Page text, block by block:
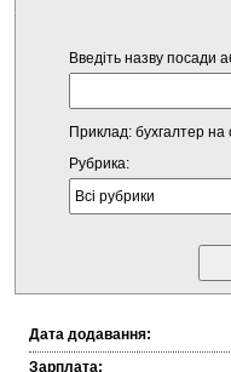
Введіть назву посади
Приклад: бухгалтер на
Рубрика:
Дата додавання:
Зарплата: